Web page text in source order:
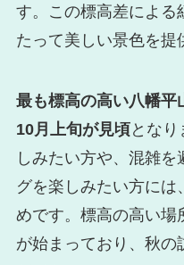
す。この標高差による
たって美しい景色を提
最も標高の高い八幡平
10月上旬が見頃となり
しみたい方や、混雑
グを楽しみたい方に
めです。標高の高い場
が始まっており、秋の